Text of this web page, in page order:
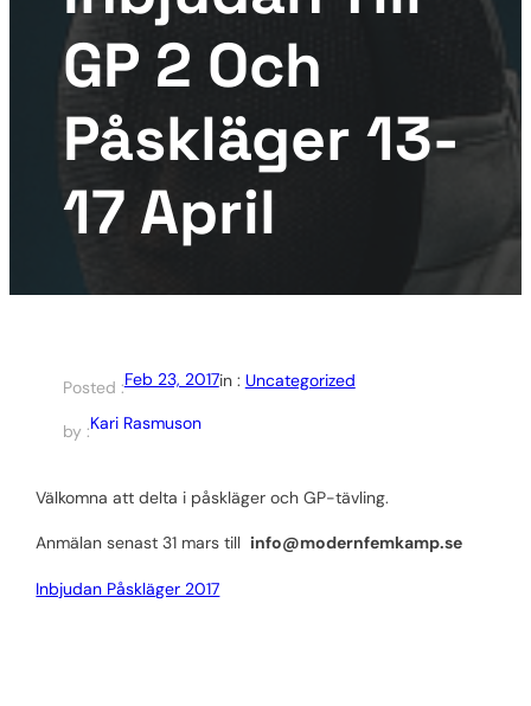
GP 2 Och
Påskläger 13-
17 April
Posted :Feb 23, 2017in : Uncategorized
by :Kari Rasmuson
Välkomna att delta i påskläger och GP-tävling.
Anmälan senast 31 mars tillinfo@modernfemkamp.se
Inbjudan Påskläger 2017